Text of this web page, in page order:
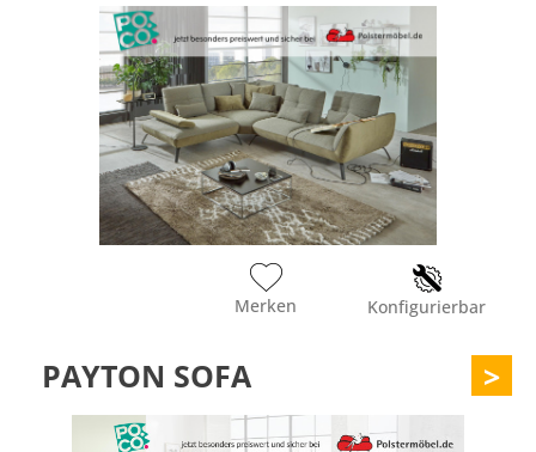
Merken Konfigurierbar
PAYTON SOFA >